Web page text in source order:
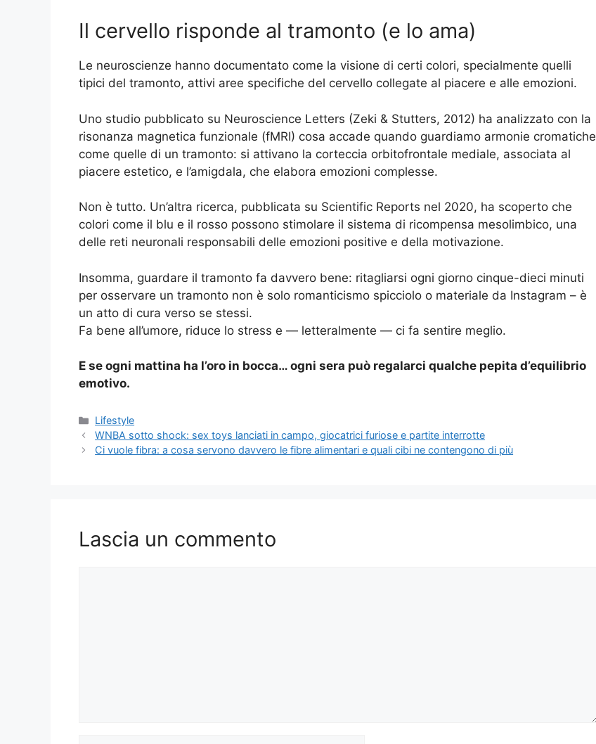
Il cervello risponde al tramonto (e lo ama)
Le neuroscienze hanno documentato come la visione di certi colori, specialmente quelli
tipici del tramonto, attivi aree specifiche del cervello collegate al piacere e alle emozioni.
Uno studio pubblicato su Neuroscience Letters (Zeki & Stutters, 2012) ha analizzato con la
risonanza magnetica funzionale (fMRI) cosa accade quando guardiamo armonie cromatiche
come quelle di un tramonto: si attivano la corteccia orbitofrontale mediale, associata al
piacere estetico, e l’amigdala, che elabora emozioni complesse.
Non è tutto. Un’altra ricerca, pubblicata su Scientific Reports nel 2020, ha scoperto che
colori come il blu e il rosso possono stimolare il sistema di ricompensa mesolimbico, una
delle reti neuronali responsabili delle emozioni positive e della motivazione.
Insomma, guardare il tramonto fa davvero bene: ritagliarsi ogni giorno cinque-dieci minuti
per osservare un tramonto non è solo romanticismo spicciolo o materiale da Instagram – è
un atto di cura verso se stessi.
Fa bene all’umore, riduce lo stress e — letteralmente — ci fa sentire meglio.
E se ogni mattina ha l’oro in bocca… ogni sera può regalarci qualche pepita d’equilibrio
emotivo.
Categorie
Lifestyle
WNBA sotto shock: sex toys lanciati in campo, giocatrici furiose e partite interrotte
Ci vuole fibra: a cosa servono davvero le fibre alimentari e quali cibi ne contengono di più
Lascia un commento